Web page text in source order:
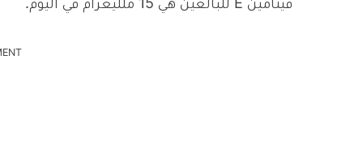
فيتامين E للبالغين هي 15 ملليغرام في اليوم.